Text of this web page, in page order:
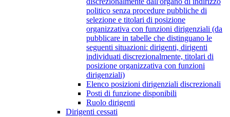
politico senza procedure pubbliche di
selezione e titolari di posizione
organizzativa con funzioni dirigenziali (da
pubblicare in tabelle che distinguano le
seguenti situazioni: dirigenti, dirigenti
individuati discrezionalmente, titolari di
posizione organizzativa con funzioni
dirigenziali)
Elenco posizioni dirigenziali discrezionali
Posti di funzione disponibili
Ruolo dirigenti
Dirigenti cessati